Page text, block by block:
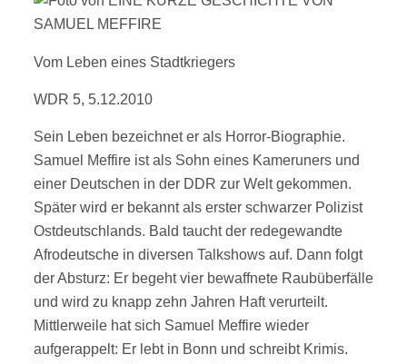
Vom Leben eines Stadtkriegers
WDR 5, 5.12.2010
Sein Leben bezeichnet er als Horror-Biographie.
Samuel Meffire ist als Sohn eines Kameruners und
einer Deutschen in der DDR zur Welt gekommen.
Später wird er bekannt als erster schwarzer Polizist
Ostdeutschlands. Bald taucht der redegewandte
Afrodeutsche in diversen Talkshows auf. Dann folgt
der Absturz: Er begeht vier bewaffnete Raubüberfälle
und wird zu knapp zehn Jahren Haft verurteilt.
Mittlerweile hat sich Samuel Meffire wieder
aufgerappelt: Er lebt in Bonn und schreibt Krimis.